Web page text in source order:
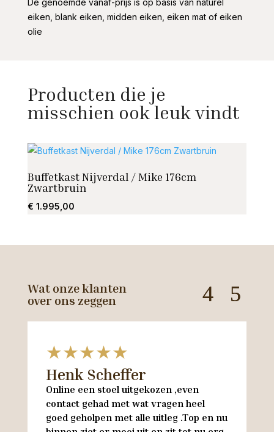
De genoemde vanaf-prijs is op basis van naturel
eiken, blank eiken, midden eiken, eiken mat of eiken
olie
Producten die je
misschien ook leuk vindt
Buffetkast Nijverdal / Mike 176cm
Zwartbruin
€ 1.995,00
Wat onze klanten
over ons zeggen
★★★★★
Henk Scheffer
Online een stoel uitgekozen ,even
contact gehad met wat vragen heel
goed geholpen met alle uitleg .Top en nu